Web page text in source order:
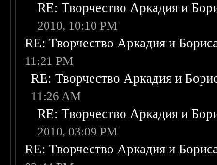
RE: Творчество Аркадия и
2010, 10:10 PM
RE: Творчество Аркадия и
11:21 PM
RE: Творчество Аркадия и
11:26 AM
RE: Творчество Аркадия и
2010, 03:09 PM
RE: Творчество Аркадия и